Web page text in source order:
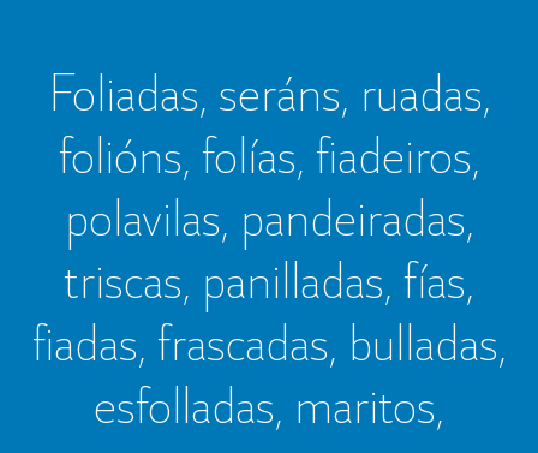
Foliadas, seráns, ruadas,
folións, folías, fiadeiros,
polavilas, pandeiradas,
triscas, panilladas, fías,
fiadas, frascadas, bulladas,
esfolladas, maritos,